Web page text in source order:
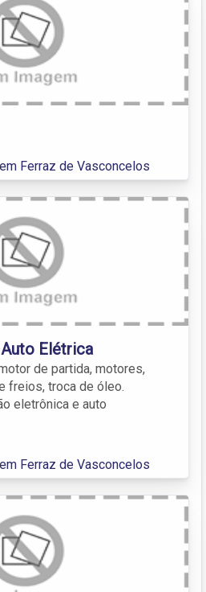
Ferraz de Vasconcelos
Elétrica
de partida, motores,
freios, troca de óleo.
eletrônica e auto
Ferraz de Vasconcelos